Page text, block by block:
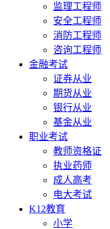
监理工程师
安全工程师
消防工程师
咨询工程师
金融考试
证券从业
期货从业
银行从业
基金从业
职业考试
教师资格证
执业药师
成人高考
电大考试
K12教育
小学